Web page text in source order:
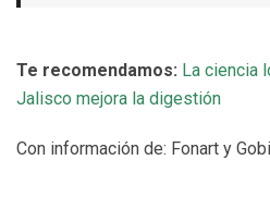
Te recomendamos: La ciencia
Jalisco mejora la digestión
Con información de: Fonart y